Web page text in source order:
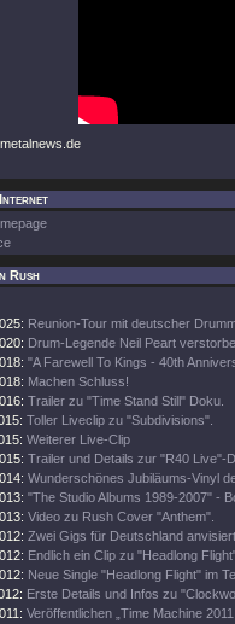
Internet
Rush
Reunion-Tour mit deutscher
Drum-Legende Neil Peart
"A Farewell To Kings - 40th
Machen Schluss!
Trailer zu "Time Stand Still" Doku.
Toller Liveclip zu "Subdivisions".
Weiterer Live-Clip
Trailer und Details zur "R40 Live"-
Wunderschönes Jubiläums-Vinyl
"The Studio Albums 1989-2007" -
Video zu Rush Cover "Anthem".
Zwei Gigs für Deutschland anvisiert
Endlich ein Clip zu "Headlong
Neue Single "Headlong Flight" im
Erste Details und Infos zu
Veröffentlichen „Time Machine